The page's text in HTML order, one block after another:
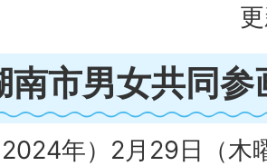
南市男女共同
年）2月29日（木